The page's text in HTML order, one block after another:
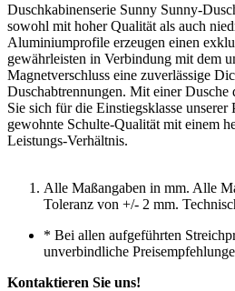
Duschkabinenserie Sunny Sunny-
sowohl mit hoher Qualität als auch
Aluminiumprofile erzeugen einen
gewährleisten in Verbindung mit dem
Magnetverschluss eine zuverlässige
Duschabtrennungen. Mit einer Dusche
Sie sich für die Einstiegsklasse
gewohnte Schulte-Qualität mit einem
Leistungs-Verhältnis.
Alle Maßangaben in mm. Alle
Toleranz von +/- 2 mm.
* Bei allen aufgeführten
unverbindliche
Kontaktieren Sie uns!